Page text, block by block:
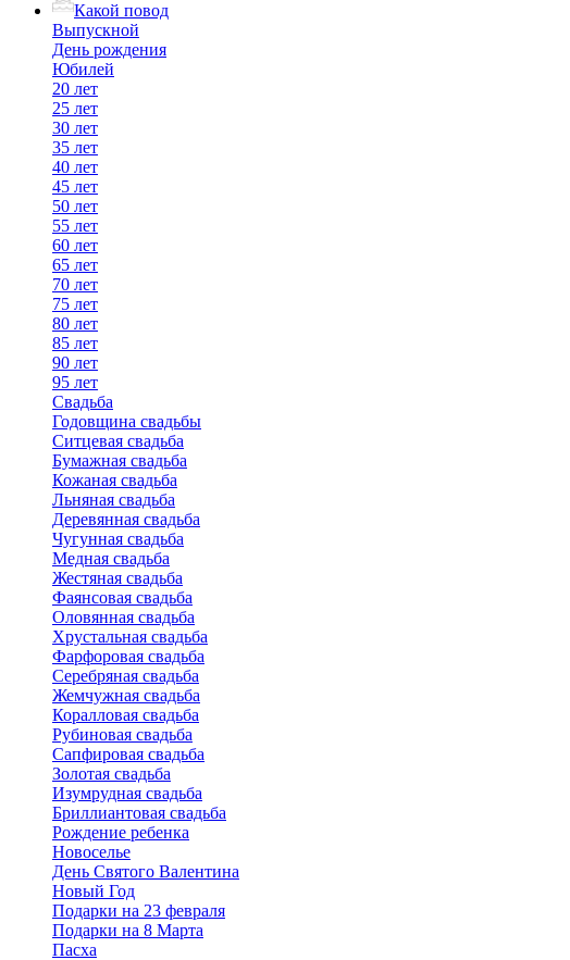
Какой повод
Выпускной
День рождения
Юбилей
20 лет
25 лет
30 лет
35 лет
40 лет
45 лет
50 лет
55 лет
60 лет
65 лет
70 лет
75 лет
80 лет
85 лет
90 лет
95 лет
Свадьба
Годовщина свадьбы
Ситцевая свадьба
Бумажная свадьба
Кожаная свадьба
Льняная свадьба
Деревянная свадьба
Чугунная свадьба
Медная свадьба
Жестяная свадьба
Фаянсовая свадьба
Оловянная свадьба
Хрустальная свадьба
Фарфоровая свадьба
Серебряная свадьба
Жемчужная свадьба
Коралловая свадьба
Рубиновая свадьба
Сапфировая свадьба
Золотая свадьба
Изумрудная свадьба
Бриллиантовая свадьба
Рождение ребенка
Новоселье
День Святого Валентина
Новый Год
Подарки на 23 февраля
Подарки на 8 Марта
Пасха